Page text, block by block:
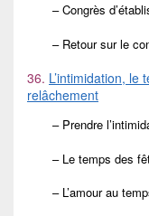
– Congrès
– Retour sur le
36. L’intimidation, le
relâchement
– Prendre
– Le temps des
– L’amour au